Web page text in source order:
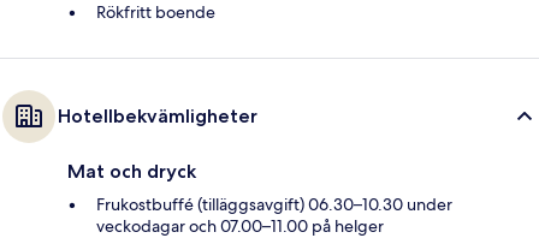
Rökfritt boende
Hotellbekvämligheter
Mat och dryck
Frukostbuffé (tilläggsavgift) 06.30–10.30 under
veckodagar och 07.00–11.00 på helger